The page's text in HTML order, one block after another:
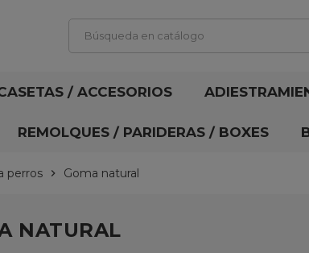
/ ACCESORIOS
REMOLQUES / PARIDERAS / BOXES
perros chevron_right Goma natural
NATURAL